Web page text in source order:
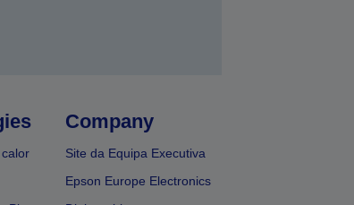
Company
Site da Equipa Executiva
Epson Europe Electronics